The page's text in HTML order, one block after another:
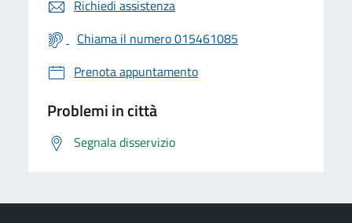
Richiedi assistenza
Chiama il numero 015461085
Prenota appuntamento
Problemi in città
Segnala disservizio